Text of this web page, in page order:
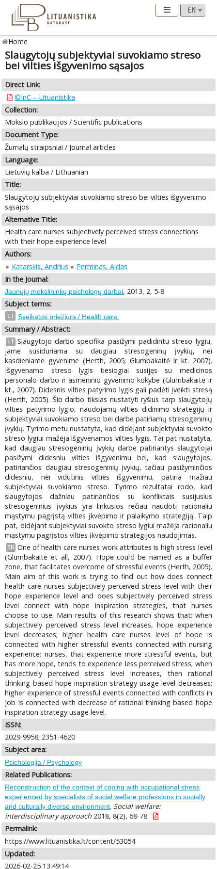
Home
Slaugytojų subjektyviai suvokiamo streso
bei vilties išgyvenimo sąsajos
Direct Link:
©InC – Lituanistika
Collection:
Mokslo publikacijos / Scientific publications
Document Type:
Žurnalų straipsniai / Journal articles
Language:
Lietuvių kalba / Lithuanian
Title:
Slaugytojų subjektyviai suvokiamo streso bei vilties išgyvenimo
sąsajos
Alternative Title:
Health care nurses subjectively perceived stress connections
with their hope experience level
Authors:
Katarskis, Andrius
Perminas, Aidas
In the Journal:
Jaunųjų mokslininkų psichologų darbai, 2013, 2, 5-8
Subject terms:
LT Sveikatos priežiūra / Health care.
Summary / Abstract:
LT Slaugytojo darbo specifika pasižymi padidintu streso lygiu,
jame susiduriama su daugiau stresogeninų įvykių, nei
kasdieniame gyvenime (Herth, 2005; Glumbakaitė ir kt. 2007).
Išgyvenamo streso lygis tiesiogiai susijęs su medicinos
personalo darbo ir asmeninio gyvenimo kokybe (Glumbakaitė ir
kt., 2007). Didesnis vilties patyrimo lygis gali padėti įveikti stresą
(Herth, 2005). Šio darbo tikslas nustatyti ryšius tarp slaugytojų
vilties patyrimo lygio, naudojamų vilties didinimo strategijų ir
subjektyviai suvokiamo streso bei darbe patiriamų stresogeninių
įvykių. Tyrimo metu nustatyta, kad didėjant subjektyviai suvokto
streso lygiui mažėja išgyvenamos vilties lygis. Tai pat nustatyta,
kad daugiau stresogeninių įvykių darbe patiriantys slaugytojai
pasižymi didesniu vilties išgyvenimu bei, kad slaugytojos,
patiriančios daugiau stresogeninių įvykių, tačiau pasižyminčios
didesniu, nei vidutinis vilties išgyvenimu, patiria mažiau
subjektyviai suvokiamo streso. Tyrimo rezultatai rodo, kad
slaugytojos dažniau patiriančios su konfliktais susijusius
stresogeninius įvykius yra linkusios rečiau naudoti racionaliu
mąstymu pagrįstą vilties įkvėpimo ir palaikymo strategiją. Taip
pat, didėjant subjektyviai suvokto streso lygiui mažėja racionaliu
mąstymu pagrįstos vilties įkvėpimo strategijos naudojimas.
EN
One of health care nurses work attributes is high stress level
(Glumbakaitė et all, 2007). Hope could be named as a buffer
zone, that facilitates overcome of stressful events (Herth, 2005).
Main aim of this work is trying to find out how does connect
health care nurses subjectively perceived stress level with their
hope experience level and does subjectively perceived stress
level connect with hope inspiration strategies, that nurses
choose to use. Main results of this research shows that: when
subjectively perceived stress level increases, hope experience
level decreases; higher health care nurses level of hope is
connected with higher stressful events connected with nursing
experience; nurses, that experience more stressful events, but
has more hope, tends to experience less perceived stress; when
subjectively perceived stress level increases, then rational
thinking based hope inspiration strategy usage level decreases;
higher experience of stressful events connected with conflicts in
job is connected with decrease of rational thinking based hope
inspiration strategy usage level.
ISSN:
2029-9958; 2351-4620
Subject area:
Psichologija / Psychology
Related Publications:
Reconstruction of the context of coping with occupational stress
experienced by specialists of social welfare professions in socially
and culturally diverse environment. Social welfare:
interdisciplinary approach 2018, 8(2), 68-78.
Permalink:
https://www.lituanistika.lt/content/53054
Updated:
2026-02-25 13:49:14